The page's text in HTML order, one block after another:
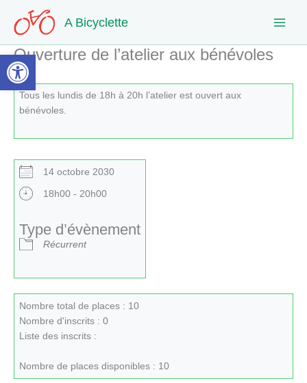
Ouvrir la barre d’outils
contenu
A Bicyclette
Ouverture de l’atelier aux bénévoles
Tous les lundis de 18h à 20h l’atelier est ouvert aux
bénévoles.
14 octobre 2030
18h00 - 20h00
Type d’évènement
Récurrent
Nombre total de places : 10
Nombre d'inscrits : 0
Liste des inscrits :
Nombre de places disponibles : 10